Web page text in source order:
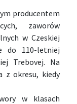
producentem
zaworów
w Czeskiej
do 110-letniej
Trebovej. Na
z okresu, kiedy
w klasach